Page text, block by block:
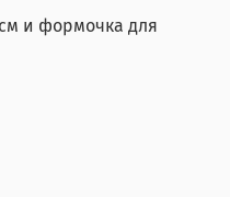
и формочка для